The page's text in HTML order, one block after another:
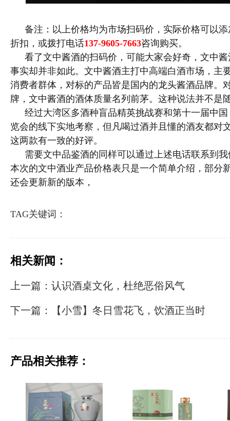
备注：以上价格均为市场扫码价，实际价格可以
折扣，或拨打电话137-9605-7663咨询购买。
看了文中酱酒的扫码价，可能大家会好奇，文中
事实却并非如此。文中酱酒主打中高端白酒市场，主
消费者群体，对标的产品皆是国内的龙头酱酒品牌。
牌，文中酱酒的酒体质量名列前茅。这种说法并不是
经过大湾区多酒种盲品精英挑战赛和第十一届中
览会的线下实地考察，但凡喝过酒并且懂的酒友都对
这两款有一致的好评。
需要文中品鉴酒的同样可以通过上述电话联系到
本次的文中酒业产品价格表只是一个简单介绍，部分
还会更新新的版本，
TAG关键词：
相关新闻：
上一篇：认识酒桌文化，杜绝恶俗风气
下一篇：【小雪】冬日雪花飞，饮酒正当时
产品相关推荐：